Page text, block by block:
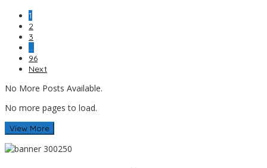
1
2
3
…
96
Next
No More Posts Available.
No more pages to load.
View More